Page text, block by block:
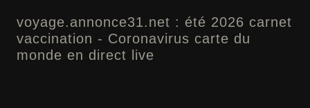
voyage.annonce31.net : été 2026 carnet
vaccination - Coronavirus carte du
monde en direct live